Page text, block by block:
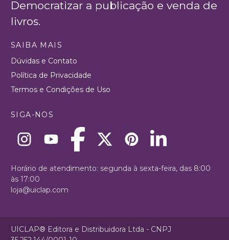
Democratizar a publicação e venda de
livros.
SAIBA MAIS
Dúvidas e Contato
Política de Privacidade
Termos e Condições de Uso
SIGA-NOS
Horário de atendimento: segunda à sexta-feira, das 8:00
às 17:00
loja@uiclap.com
UICLAP® Editora e Distribuidora Ltda - CNPJ